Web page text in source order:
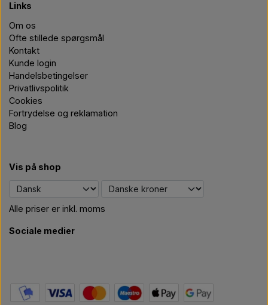
Links
Om os
Ofte stillede spørgsmål
Kontakt
Kunde login
Handelsbetingelser
Privatlivspolitik
Cookies
Fortrydelse og reklamation
Blog
Vis på shop
Alle priser er inkl. moms
Sociale medier